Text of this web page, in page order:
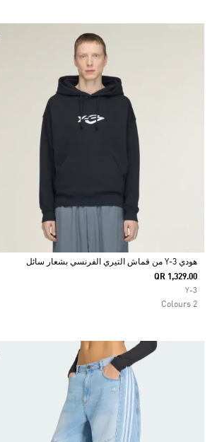
Selected
هودي Y-3 من قماش التيري الفرنسي بشعار سائل
QR 1,329.00
Y-3
2 Colours